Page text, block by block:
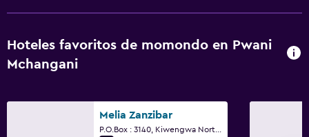
Hoteles favoritos de momondo en Pwani
Mchangani
Melia Zanzibar